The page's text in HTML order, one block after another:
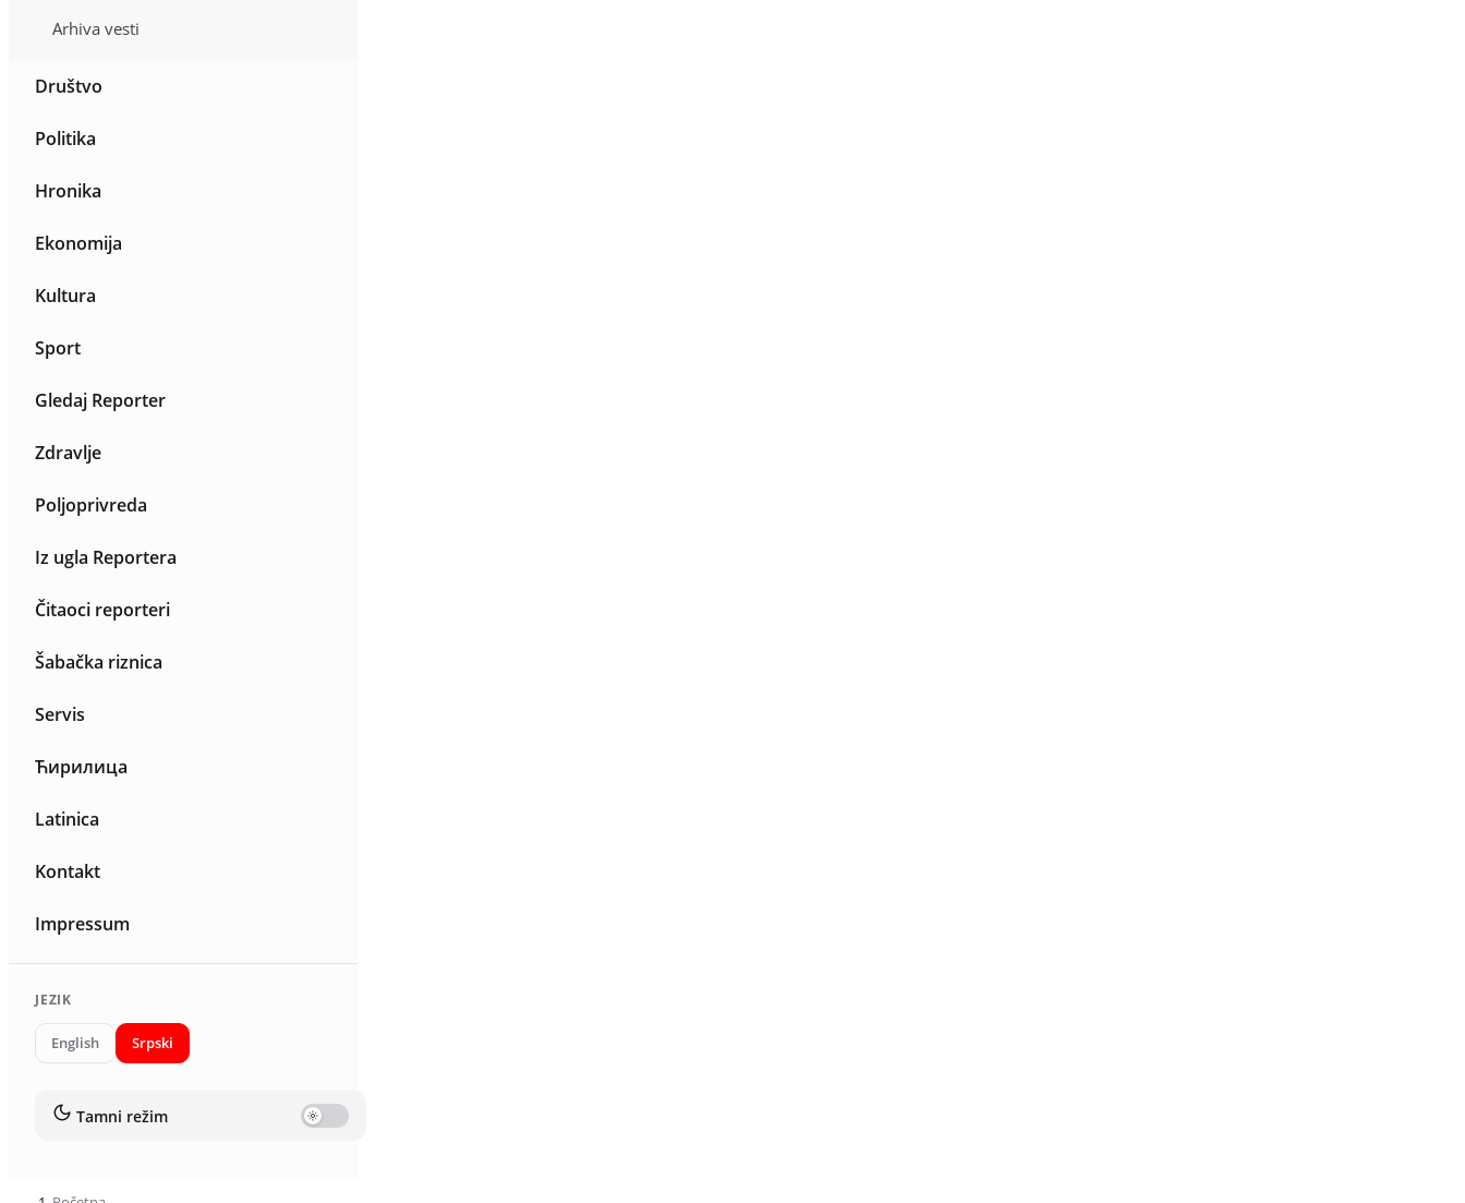
Arhiva vesti
Društvo
Politika
Hronika
Ekonomija
Kultura
Sport
Gledaj Reporter
Zdravlje
Poljoprivreda
Iz ugla Reportera
Čitaoci reporteri
Šabačka riznica
Servis
Ћирилица
Latinica
Kontakt
Impressum
JEZIK
English Srpski
Tamni režim